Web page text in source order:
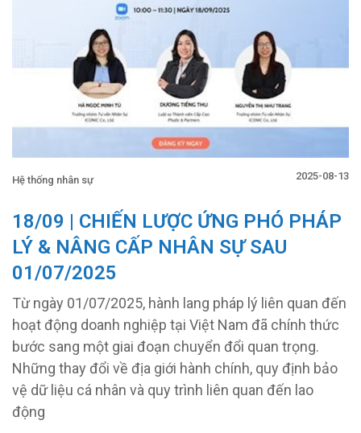
Hệ thống nhân sự 2025-08-13
18/09 | CHIẾN LƯỢC ỨNG PHÓ PHÁP
LÝ & NÂNG CẤP NHÂN SỰ SAU
01/07/2025
Từ ngày 01/07/2025, hành lang pháp lý liên quan đến
hoạt động doanh nghiệp tại Việt Nam đã chính thức
bước sang một giai đoạn chuyển đổi quan trọng.
Những thay đổi về địa giới hành chính, quy định bảo
vệ dữ liệu cá nhân và quy trình liên quan đến lao
động